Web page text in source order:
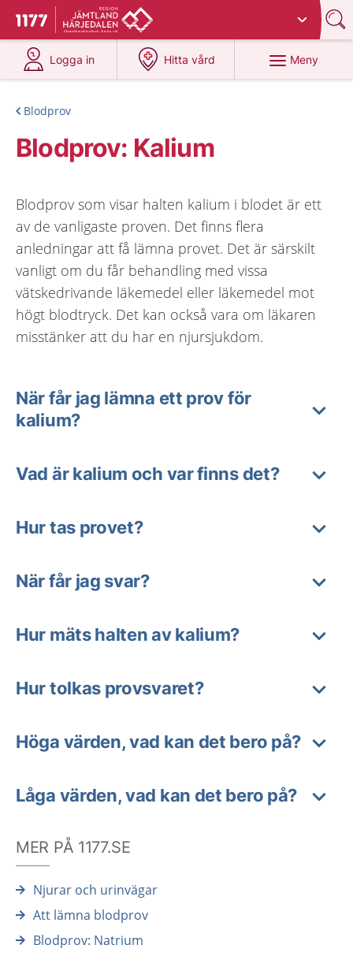
Till startsidan för 1177
Du har valt region
Logga in
på 1177.se
Hitta vård
på 1177.se
Meny
Blodprov
Blodprov: Kalium
Blodprov som visar halten kalium i blodet är ett
av de vanligaste proven. Det finns flera
anledningar att få lämna provet. Det är särskilt
vanligt om du får behandling med vissa
vätskedrivande läkemedel eller läkemedel mot
högt blodtryck. Det kan också vara om läkaren
misstänker att du har en njursjukdom.
När får jag lämna ett prov för
kalium?
Vad är kalium och var finns det?
Hur tas provet?
När får jag svar?
Hur mäts halten av kalium?
Hur tolkas provsvaret?
Höga värden, vad kan det bero på?
Låga värden, vad kan det bero på?
MER PÅ 1177.SE
Njurar och urinvägar
Att lämna blodprov
Blodprov: Natrium